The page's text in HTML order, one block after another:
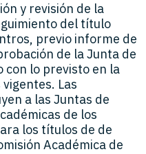
y revisión de la
del título
previo informe de
de la Junta de
con lo previsto en la
Las
a las Juntas de
de los
los títulos de de
Académica de